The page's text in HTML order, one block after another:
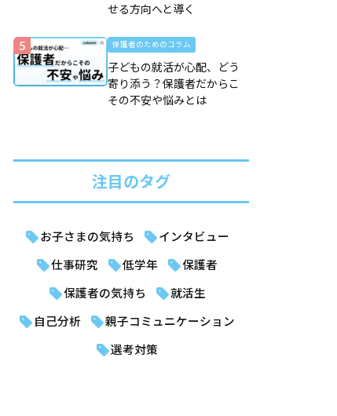
せる方向へと導く
保護者のためのコラム
子どもの就活が心配、どう
寄り添う？保護者だからこ
その不安や悩みとは
注目のタグ
お子さまの気持ち インタビュー
仕事研究 低学年 保護者
保護者の気持ち 就活生
自己分析 親子コミュニケーション
選考対策